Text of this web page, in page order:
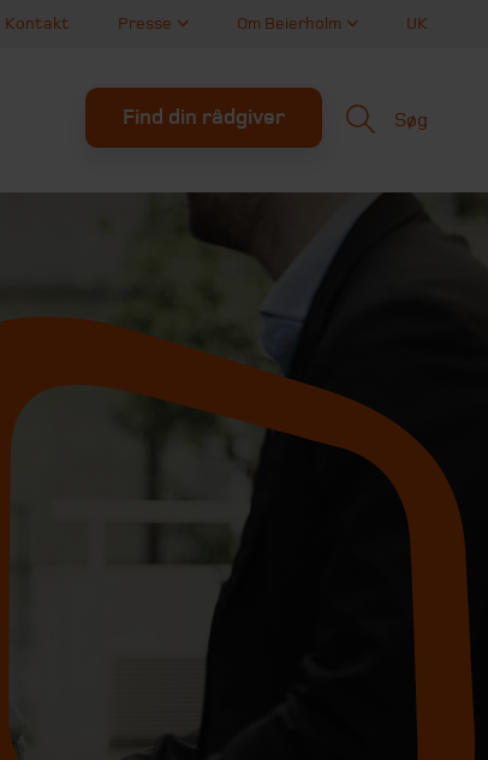
Kontakt Presse Om Beierholm UK
Find din rådgiver Søg